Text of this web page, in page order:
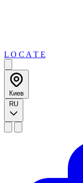
L O C A T E
Киев
RU